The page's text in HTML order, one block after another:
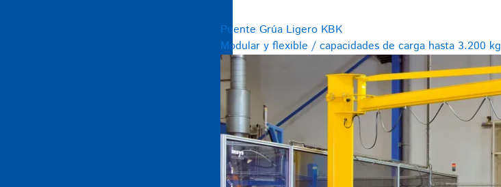
Puente Grúa Ligero KBK
Modular y flexible / capacidades de carga hasta 3.200 kg